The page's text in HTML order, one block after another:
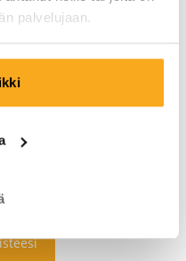
palvelujaan.